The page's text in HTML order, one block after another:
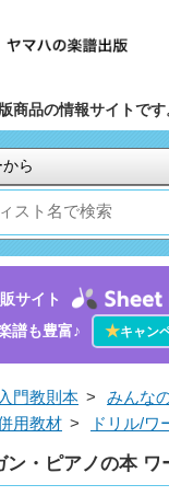
商品の情報サイトです
サイト
譜も豊富♪
★キャン
門教則本 >
みんな
用教材 > ドリル/ワ
ン・ピアノの本 ワ